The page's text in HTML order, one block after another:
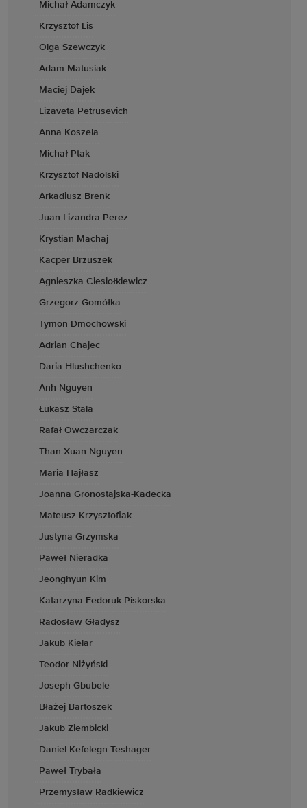
Michał Adamczyk
Krzysztof Lis
Olga Szewczyk
Adam Matusiak
Maciej Dajek
Lizaveta Petrusevich
Anna Koszela
Michał Ptak
Krzysztof Nadolski
Arkadiusz Brenk
Juan Lizandra Perez
Krystian Machaj
Kacper Brzuszek
Agnieszka Ciesiołkiewicz
Grzegorz Gomółka
Tymon Dmochowski
Adrian Chajec
Daria Hlushchenko
Anh Nguyen
Łukasz Stala
Rafał Owczarczak
Than Xuan Nguyen
Maria Hajłasz
Joanna Gronostajska-Kadecka
Mateusz Krzysztofiak
Justyna Grzymska
Paweł Nieradka
Jeonghyun Kim
Katarzyna Fedoruk-Piskorska
Radosław Gładysz
Jakub Kielar
Teodor Niżyński
Joseph Gbubele
Błażej Bartoszek
Jakub Ziembicki
Daniel Kefelegn Teshager
Paweł Trybała
Przemysław Radkiewicz